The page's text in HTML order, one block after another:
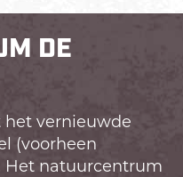
DE
het vernieuwde
(voorheen
Het natuurcentrum